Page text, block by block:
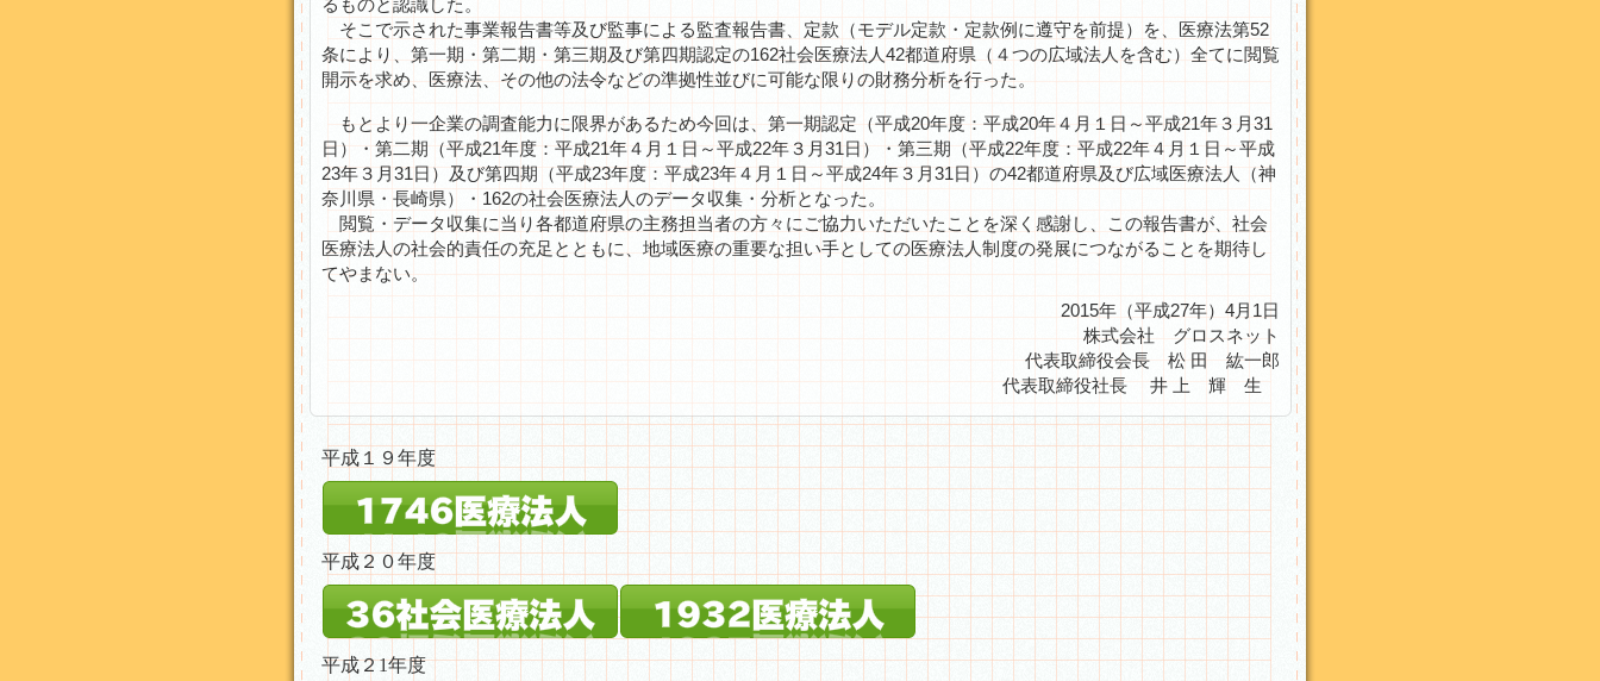
るものと認識した。
そこで示された事業報告書等及び監事による監査報告書、定款（モデル定款・定款例に遵守を前提）を、医療法第52
条により、第一期・第二期・第三期及び第四期認定の162社会医療法人42都道府県（４つの広域法人を含む）全てに閲覧
開示を求め、医療法、その他の法令などの準拠性並びに可能な限りの財務分析を行った。
もとより一企業の調査能力に限界があるため今回は、第一期認定（平成20年度：平成20年４月１日～平成21年３月31
日）・第二期（平成21年度：平成21年４月１日～平成22年３月31日）・第三期（平成22年度：平成22年４月１日～平成
23年３月31日）及び第四期（平成23年度：平成23年４月１日～平成24年３月31日）の42都道府県及び広域医療法人（神
奈川県・長崎県）・162の社会医療法人のデータ収集・分析となった。
閲覧・データ収集に当り各都道府県の主務担当者の方々にご協力いただいたことを深く感謝し、この報告書が、社会
医療法人の社会的責任の充足とともに、地域医療の重要な担い手としての医療法人制度の発展につながることを期待し
てやまない。
2015年（平成27年）4月1日
株式会社 グロスネット
代表取締役会長 松 田 紘一郎
代表取締役社長 井 上 輝 生
平成１９年度
平成２０年度
平成２1年度